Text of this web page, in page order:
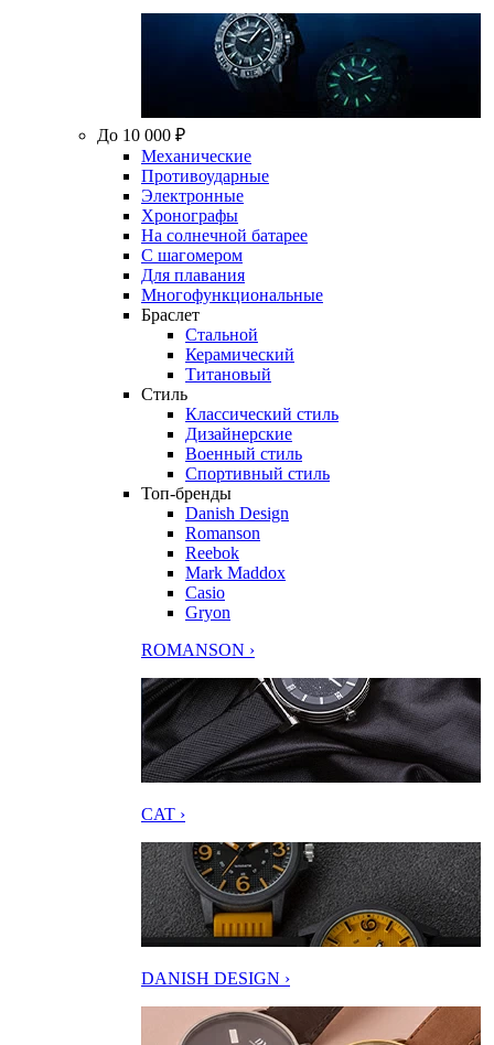
До 10 000 ₽
Механические
Противоударные
Электронные
Хронографы
На солнечной батарее
С шагомером
Для плавания
Многофункциональные
Браслет
Стальной
Керамический
Титановый
Стиль
Классический стиль
Дизайнерские
Военный стиль
Спортивный стиль
Топ-бренды
Danish Design
Romanson
Reebok
Mark Maddox
Casio
Gryon
ROMANSON ›
CAT ›
DANISH DESIGN ›